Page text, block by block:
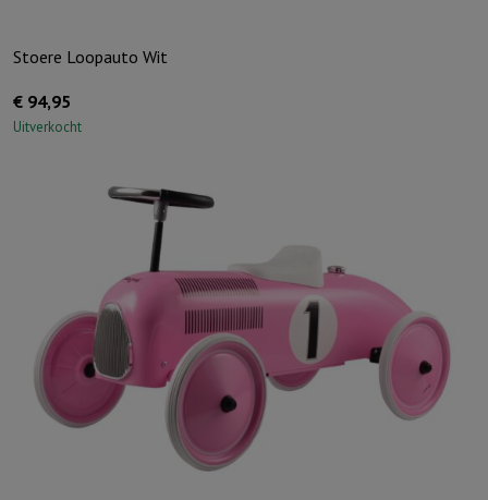
Stoere Loopauto Wit
€ 94,95
Uitverkocht